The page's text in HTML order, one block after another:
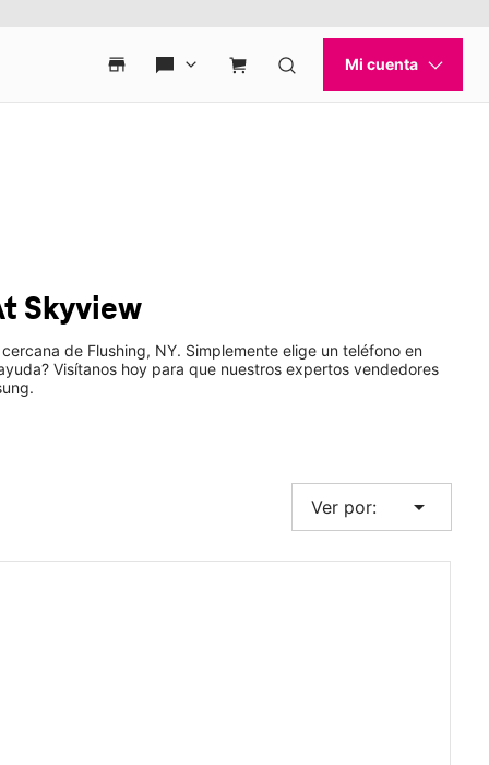
Skyview
de Flushing, NY. Simplemente elige un teléfono en
Visítanos hoy para que nuestros expertos vendedores
Ver por: arrow_drop_down